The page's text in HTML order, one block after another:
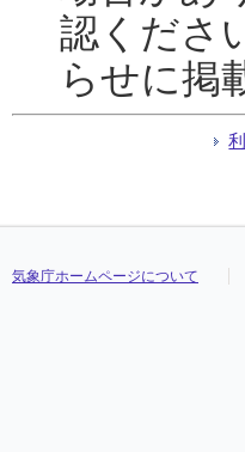
認くださ
らせに掲
気象庁ホームページについて